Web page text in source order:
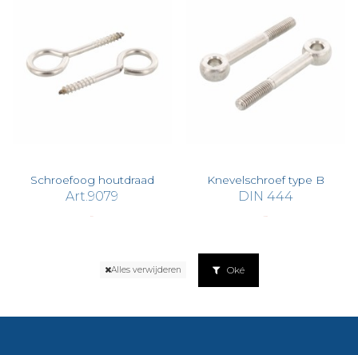
Schroefoog houtdraad
Art.9079
Knevelschroef type B
DIN 444
Alles verwijderen Oké